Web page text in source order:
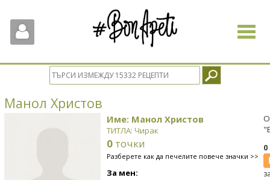
Toggle
Манол Христов
Име: Манол Христов
ТИТЛА: Чирак
0 точки
Разберете как да печелите повече значки >>
За мен: